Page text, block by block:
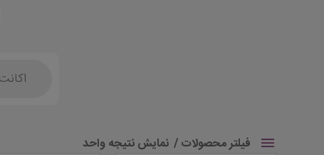
search
فیلتر محصولات نمایش نتیجه واحد